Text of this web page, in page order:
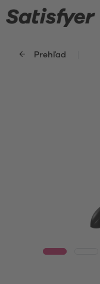
Prehľad